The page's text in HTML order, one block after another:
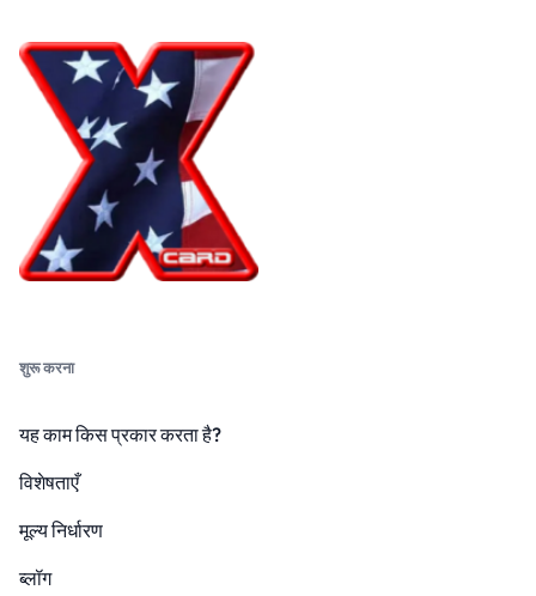
शुरू करना
यह काम किस प्रकार करता है?
विशेषताएँ
मूल्य निर्धारण
ब्लॉग